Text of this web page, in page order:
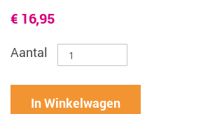
€ 16,95
Aantal
In Winkelwagen